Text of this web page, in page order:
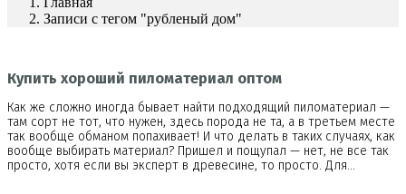
Записи с тегом "рубленый дом"
Купить хороший пиломатериал оптом
Как же сложно иногда бывает найти подходящий пиломатериал —
там сорт не тот, что нужен, здесь порода не та, а в третьем месте
так вообще обманом попахивает! И что делать в таких случаях, как
вообще выбирать материал? Пришел и пощупал — нет, не все так
просто, хотя если вы эксперт в древесине, то просто. Для…